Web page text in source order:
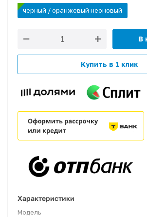
черный / оранжевый неоновый
В
Купить в 1 клик
Характеристики
Модель